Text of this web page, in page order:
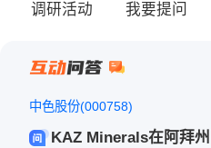
调研活动 我要提问
中色股份(000758)
KAZ Minerals在阿拜